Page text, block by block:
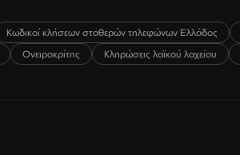
Κωδικοί κλήσεων σταθερών τηλεφώνων Ελλάδος
Ονειροκρίτης Κληρώσεις λαϊκού λαχείου